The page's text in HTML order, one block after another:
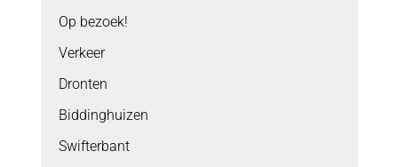
Op bezoek!
Verkeer
Dronten
Biddinghuizen
Swifterbant